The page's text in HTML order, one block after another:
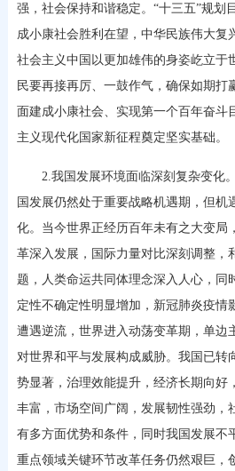
强，社会保持和谐稳定。“十三五”规划
成小康社会胜利在望，中华民族伟大复
社会主义中国以更加雄伟的身姿屹立于
民要再接再厉、一鼓作气，确保如期打
面建成小康社会、实现第一个百年奋斗
主义现代化国家新征程奠定坚实基础。
2.我国发展环境面临深刻复杂变化
国发展仍然处于重要战略机遇期，但机
化。当今世界正经历百年未有之大变局
革深入发展，国际力量对比深刻调整，
题，人类命运共同体理念深入人心，同
定性不确定性明显增加，新冠肺炎疫情
遭遇逆流，世界进入动荡变革期，单边
对世界和平与发展构成威胁。我国已转
势显著，治理效能提升，经济长期向好
丰富，市场空间广阔，发展韧性强劲，
有多方面优势和条件，同时我国发展不
重点领域关键环节改革任务仍然艰巨，